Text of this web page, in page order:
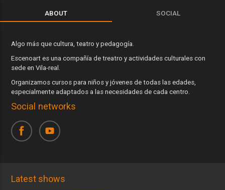
ABOUT SOCIAL
Algo más que cultura, teatro y pedagogía.
Escenoart es una compañía de treatro y actividades culturales con
sede en Vila-real.
Organizamos cursos para niños y jóvenes de todas las edades,
especialmente adaptados a las necesidades de cada centro.
Social networks
Latest shows